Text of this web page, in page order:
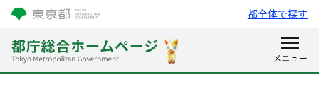
都全体で探す